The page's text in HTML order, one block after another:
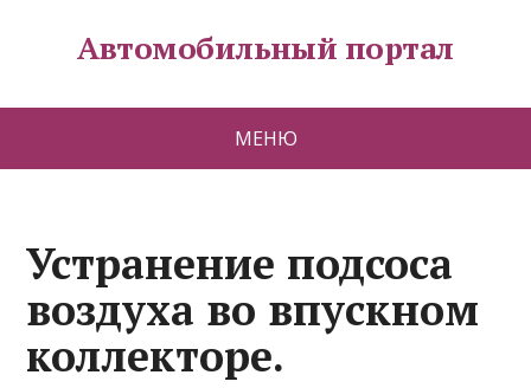
Автомобильный портал
МЕНЮ
Устранение подсоса
воздуха во впускном
коллекторе.